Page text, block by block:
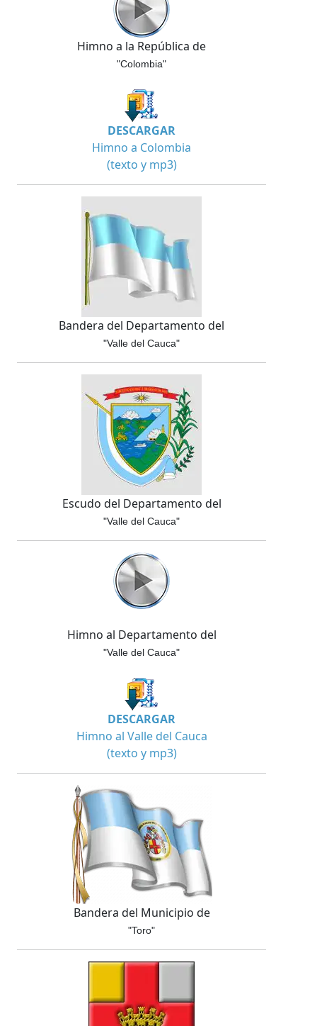
Himno a la República de
"Colombia"
DESCARGAR
Himno a Colombia
(texto y mp3)
Bandera del Departamento del
"Valle del Cauca"
Escudo del Departamento del
"Valle del Cauca"
Himno al Departamento del
"Valle del Cauca"
DESCARGAR
Himno al Valle del Cauca
(texto y mp3)
Bandera del Municipio de
"Toro"